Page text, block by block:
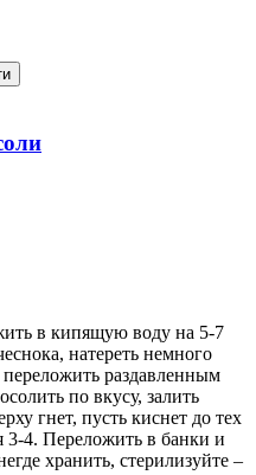
в кипящую воду на 5-7
натереть немного
раздавленным
по вкусу, залить
гнет, пусть киснет до тех
3-4. Переложить в банки и
хранить, стерилизуйте –